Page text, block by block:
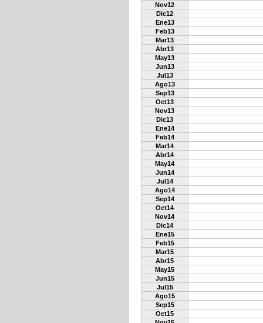
Nov12
Dic12
Ene13
Feb13
Mar13
Abr13
May13
Jun13
Jul13
Ago13
Sep13
Oct13
Nov13
Dic13
Ene14
Feb14
Mar14
Abr14
May14
Jun14
Jul14
Ago14
Sep14
Oct14
Nov14
Dic14
Ene15
Feb15
Mar15
Abr15
May15
Jun15
Jul15
Ago15
Sep15
Oct15